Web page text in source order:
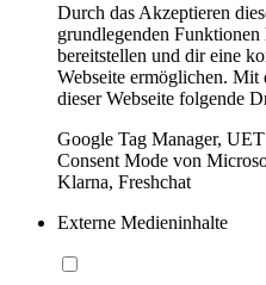
Durch das Akzeptieren
grundlegenden Funktionen
bereitstellen und dir eine
Webseite ermöglichen.
dieser Webseite folgende
Google Tag Manager,
Consent Mode von
Klarna, Freshchat
Externe Medieninhalte